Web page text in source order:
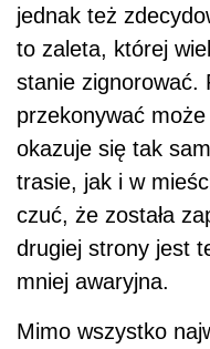
jednak też
to zaleta, której
stanie zignorować.
przekonywać
okazuje się tak
trasie, jak i w
czuć, że została
drugiej strony jest
mniej awaryjna.
Mimo wszystko